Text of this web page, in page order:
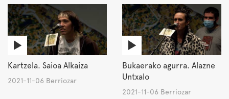
Kartzela. Saioa Alkaiza
2021-11-06 Berriozar
Bukaerako agurra. Alazne
Untxalo
2021-11-06 Berriozar